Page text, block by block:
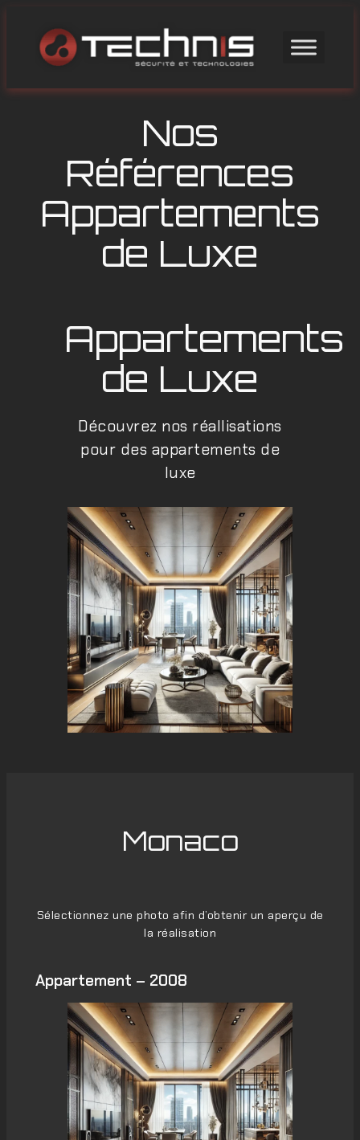
contenu
Nos
Références
Appartements
de Luxe
Appartements
de Luxe
Découvrez nos réallisations
pour des appartements de
luxe
Monaco
Sélectionnez une photo afin d’obtenir un aperçu de
la réalisation
Appartement – 2008